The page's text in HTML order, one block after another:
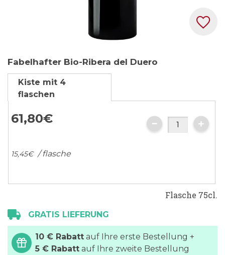
Anfang
der
Bildgalerie
springen
Fabelhafter Bio-Ribera del Duero
Kiste mit 4
flaschen
61,80€
15,45€ / flasche
Flasche 75cl.
GRATIS LIEFERUNG
10 € Rabatt auf Ihre erste Bestellung +
5 € Rabatt auf Ihre zweite Bestellung